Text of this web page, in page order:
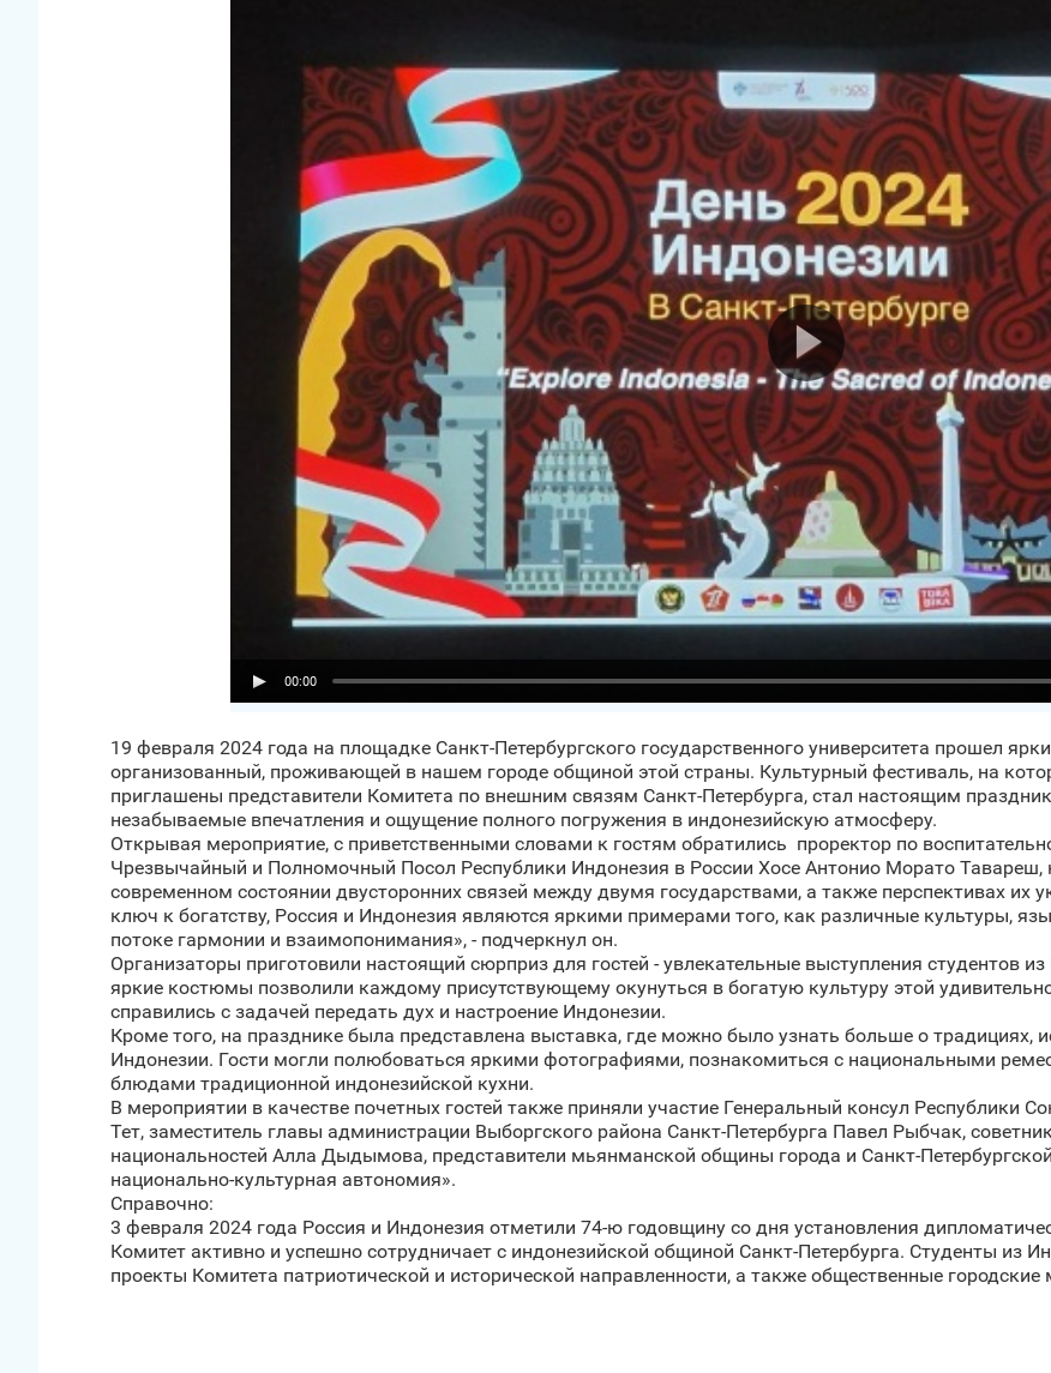
00:00
19 февраля 2024 года на площадке Санкт‑Петербургского государственного университета прошел
организованный, проживающей в нашем городе общиной этой страны. Культурный фестиваль, на
приглашены представители Комитета по внешним связям Санкт‑Петербурга, стал настоящим
незабываемые впечатления и ощущение полного погружения в индонезийскую атмосферу.
Открывая мероприятие, с приветственными словами к гостям обратились проректор по
Чрезвычайный и Полномочный Посол Республики Индонезия в России Хосе Антонио Морато Тавареш,
современном состоянии двусторонних связей между двумя государствами, а также перспективах их
ключ к богатству, Россия и Индонезия являются яркими примерами того, как различные культуры,
потоке гармонии и взаимопонимания», - подчеркнул он.
Организаторы приготовили настоящий сюрприз для гостей - увлекательные выступления студентов
яркие костюмы позволили каждому присутствующему окунуться в богатую культуру этой
справились с задачей передать дух и настроение Индонезии.
Кроме того, на празднике была представлена выставка, где можно было узнать больше о традициях,
Индонезии. Гости могли полюбоваться яркими фотографиями, познакомиться с национальными
блюдами традиционной индонезийской кухни.
В мероприятии в качестве почетных гостей также приняли участие Генеральный консул Республики
Тет, заместитель главы администрации Выборгского района Санкт‑Петербурга Павел Рыбчак,
национальностей Алла Дыдымова, представители мьянманской общины города и
национально-культурная автономия».
Справочно:
3 февраля 2024 года Россия и Индонезия отметили 74-ю годовщину со дня установления
Комитет активно и успешно сотрудничает с индонезийской общиной Санкт‑Петербурга. Студенты из
проекты Комитета патриотической и исторической направленности, а также общественные городские